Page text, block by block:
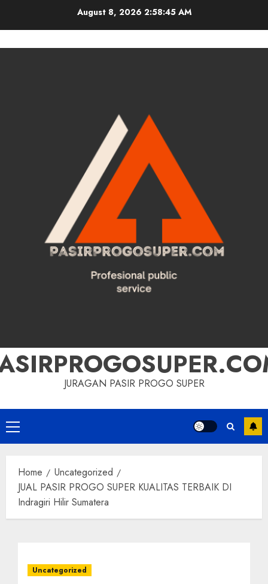
August 8, 2026 2:58:46 AM
JURAGAN PASIR PROGO SUPER
Primary
Menu
Home
Uncategorized
JUAL PASIR PROGO SUPER KUALITAS TERBAIK DI
Indragiri Hilir Sumatera
Uncategorized